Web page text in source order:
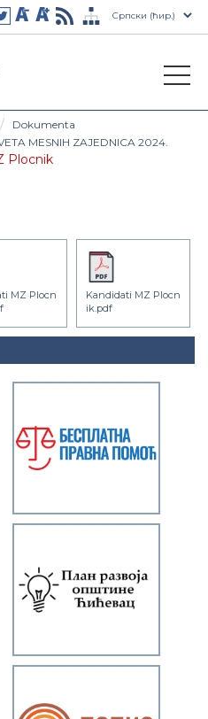
Dokumenta
MESNIH ZAJEDNICA 2024.
Plocnik
MZ Plocn
Kandidati MZ Plocn
ik.pdf